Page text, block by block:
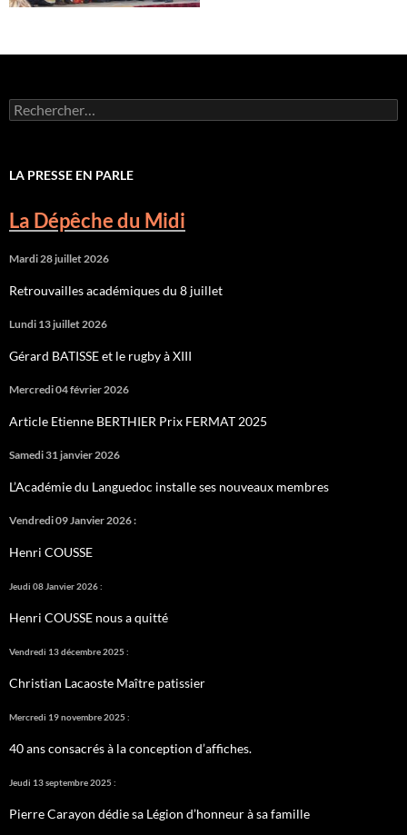
Rechercher :
LA PRESSE EN PARLE
La Dépêche du Midi
Mardi 28 juillet 2026
Retrouvailles académiques du 8 juillet
Lundi 13 juillet 2026
Gérard BATISSE et le rugby à XIII
Mercredi 04 février 2026
Article Etienne BERTHIER Prix FERMAT 2025
Samedi 31 janvier 2026
L’Académie du Languedoc installe ses nouveaux membres
Vendredi 09 Janvier 2026 :
Henri COUSSE
Jeudi 08 Janvier 2026 :
Henri COUSSE nous a quitté
Vendredi 13 décembre 2025 :
Christian Lacaoste Maître patissier
Mercredi 19 novembre 2025 :
40 ans consacrés à la conception d’affiches.
Jeudi 13 septembre 2025 :
Pierre Carayon dédie sa Légion d’honneur à sa famille